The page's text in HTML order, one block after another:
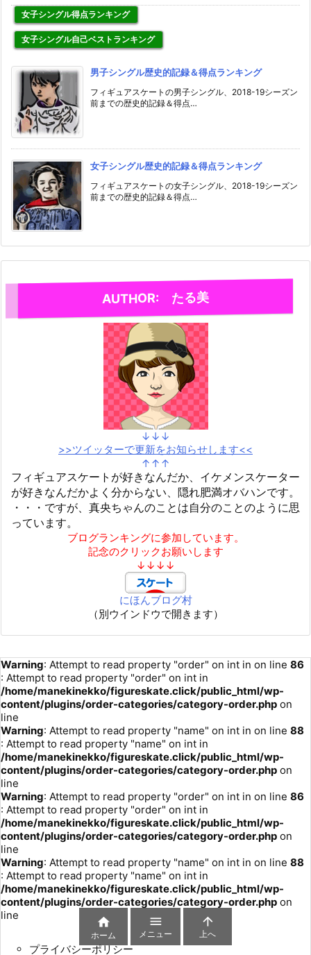
女子シングル得点ランキング
女子シングル自己ベストランキング
男子シングル歴史的記録＆得点ランキング
フィギュアスケートの男子シングル、2018-19シーズン
前までの歴史的記録＆得点…
女子シングル歴史的記録＆得点ランキング
フィギュアスケートの女子シングル、2018-19シーズン
前までの歴史的記録＆得点…
AUTHOR: たる美
↓↓↓
>>ツイッターで更新をお知らせします<<
↑↑↑
フィギュアスケートが好きなんだか、イケメンスケーター
が好きなんだかよく分からない、隠れ肥満オバハンです。
・・・ですが、真央ちゃんのことは自分のことのように思
っています。
ブログランキングに参加しています。
記念のクリックお願いします
↓↓↓↓
にほんブログ村
（別ウインドウで開きます）
Warning: Attempt to read property "order" on int in on line 86
: Attempt to read property "order" on int in
/home/manekinekko/figureskate.click/public_html/wp-
content/plugins/order-categories/category-order.php on
line
Warning: Attempt to read property "name" on int in on line 88
: Attempt to read property "name" on int in
/home/manekinekko/figureskate.click/public_html/wp-
content/plugins/order-categories/category-order.php on
line
Warning: Attempt to read property "order" on int in on line 86
: Attempt to read property "order" on int in
/home/manekinekko/figureskate.click/public_html/wp-
content/plugins/order-categories/category-order.php on
line
Warning: Attempt to read property "name" on int in on line 88
: Attempt to read property "name" on int in
/home/manekinekko/figureskate.click/public_html/wp-
content/plugins/order-categories/category-order.php on
line
プライバシーポリシー

ホーム

メニュー

上へ